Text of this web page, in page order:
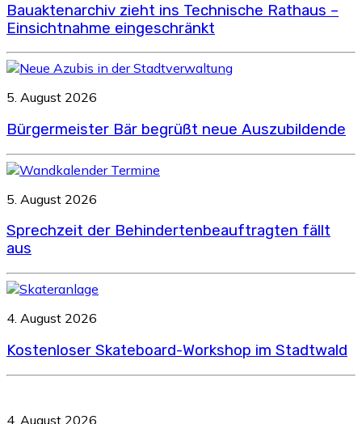
Bauaktenarchiv zieht ins Technische Rathaus –
Einsichtnahme eingeschränkt
5. August 2026
Bürgermeister Bär begrüßt neue Auszubildende
5. August 2026
Sprechzeit der Behindertenbeauftragten fällt
aus
4. August 2026
Kostenloser Skateboard-Workshop im Stadtwald
4. August 2026